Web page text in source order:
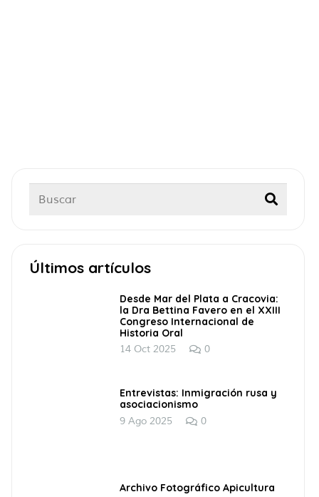
Últimos artículos
Desde Mar del Plata a Cracovia:
la Dra Bettina Favero en el XXIII
Congreso Internacional de
Historia Oral
14 Oct 2025 0
Entrevistas: Inmigración rusa y
asociacionismo
9 Ago 2025 0
Archivo Fotográfico Apicultura